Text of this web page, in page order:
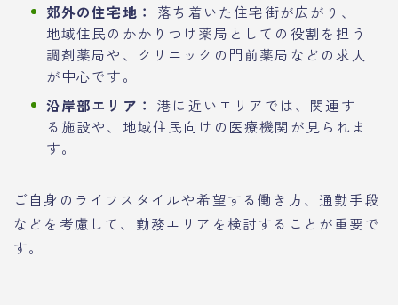
郊外の住宅地：
落ち着いた住宅街が広がり、
地域住民のかかりつけ薬局としての役割を担う
調剤薬局や、クリニックの門前薬局などの求人
が中心です。
沿岸部エリア： 港に近いエリアでは、関連す
る施設や、地域住民向けの医療機関が見られま
す。
ご自身のライフスタイルや希望する働き方、通勤手段
などを考慮して、勤務エリアを検討することが重要で
す。